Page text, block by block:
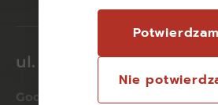
Potwierdzam
Nie
ul. Dworcowa 26/6
Godziny otwarcia